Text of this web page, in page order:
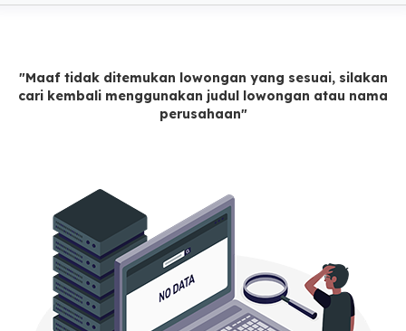
"Maaf tidak ditemukan lowongan yang sesuai, silakan
cari kembali menggunakan judul lowongan atau nama
perusahaan"